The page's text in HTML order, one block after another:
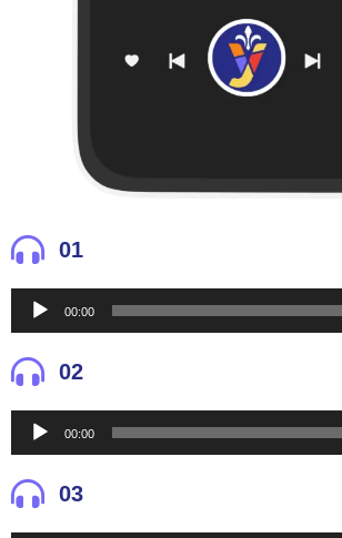
01
Reproductor
de
audio
00:00
02
Reproductor
de
audio
00:00
03